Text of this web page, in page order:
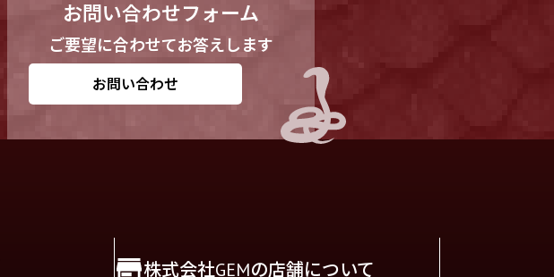
お問い合わせフォーム
ご要望に合わせてお答えします
お問い合わせ
株式会社GEMの店舗について